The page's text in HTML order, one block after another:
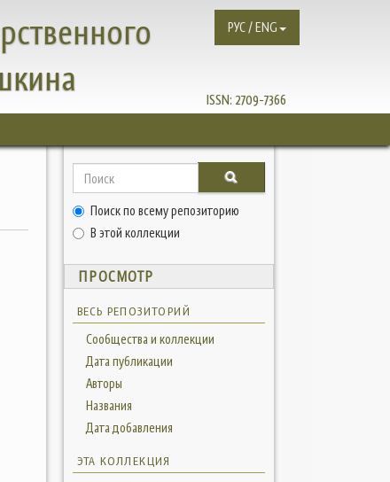
ISSN: 2709-7366
РУС / ENG
Поиск по всему репозиторию
В этой коллекции
ПРОСМОТР
ВЕСЬ РЕПОЗИТОРИЙ
Сообщества и коллекции
Дата публикации
Авторы
Названия
Дата добавления
ЭТА КОЛЛЕКЦИЯ